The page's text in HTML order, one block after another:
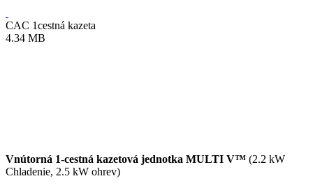
CAC 1cestná kazeta
4.34 MB
Vnútorná 1-cestná kazetová jednotka MULTI V™ (2.2 kW
Chladenie, 2.5 kW ohrev)